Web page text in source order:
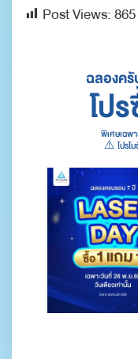
Post Views:865
ฉลองครั
โป
พิเศษเฉพ
⚠️ โปรโม